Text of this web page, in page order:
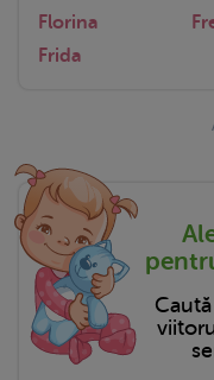
Florina
Frida